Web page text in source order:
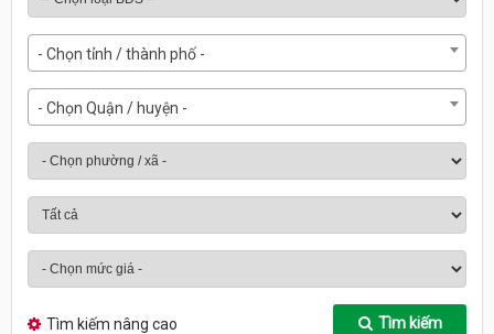
- Chọn tỉnh / thành phố -
- Chọn Quận / huyện -
Tìm kiếm nâng cao Tìm kiếm